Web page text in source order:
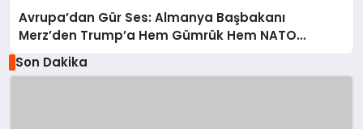
Avrupa’dan Gür Ses: Almanya Başbakanı
Merz’den Trump’a Hem Gümrük Hem NATO
Uyarısı!
Son Dakika